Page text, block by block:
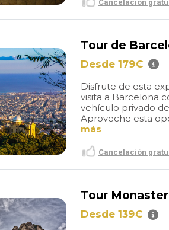
airport to the cruise
reputable and professional
company.
Tour de
Desde 179€
Disfrute de esta
visita a Barcelona
vehículo privado
Aproveche esta
más
Cancelación
Tour
Desde 139€